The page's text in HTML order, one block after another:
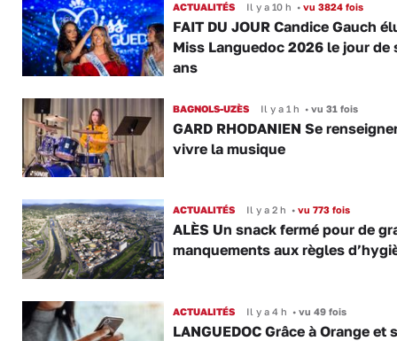
ACTUALITÉS Il y a 10 h •vu 3824 fois
FAIT DU JOUR Candice Gauch
Miss Languedoc 2026 le jour de
ans
BAGNOLS-UZÈS Il y a 1 h •vu 31 fois
GARD RHODANIEN Se
vivre la musique
ACTUALITÉS Il y a 2 h •vu 773 fois
ALÈS Un snack fermé pour de
manquements aux règles
ACTUALITÉS Il y a 4 h •vu 49 fois
LANGUEDOC Grâce à Orange et